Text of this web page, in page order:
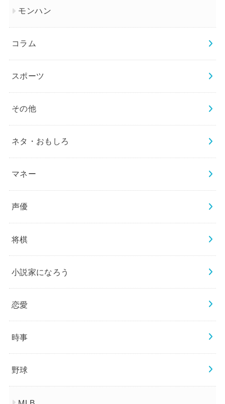
モンハン
コラム
スポーツ
その他
ネタ・おもしろ
マネー
声優
将棋
小説家になろう
恋愛
時事
野球